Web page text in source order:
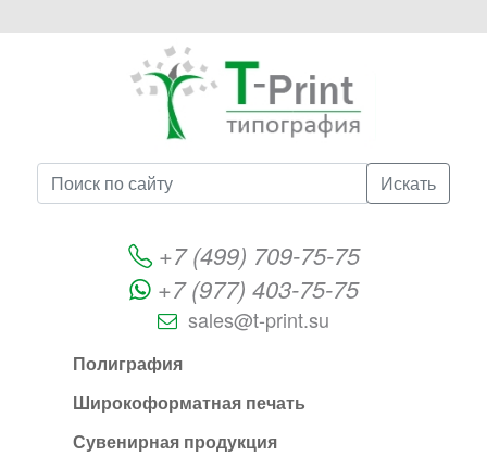
Искать
+7 (499) 709-75-75
+7 (977) 403-75-75
sales@t-print.su
Полиграфия
Широкоформатная печать
Сувенирная продукция